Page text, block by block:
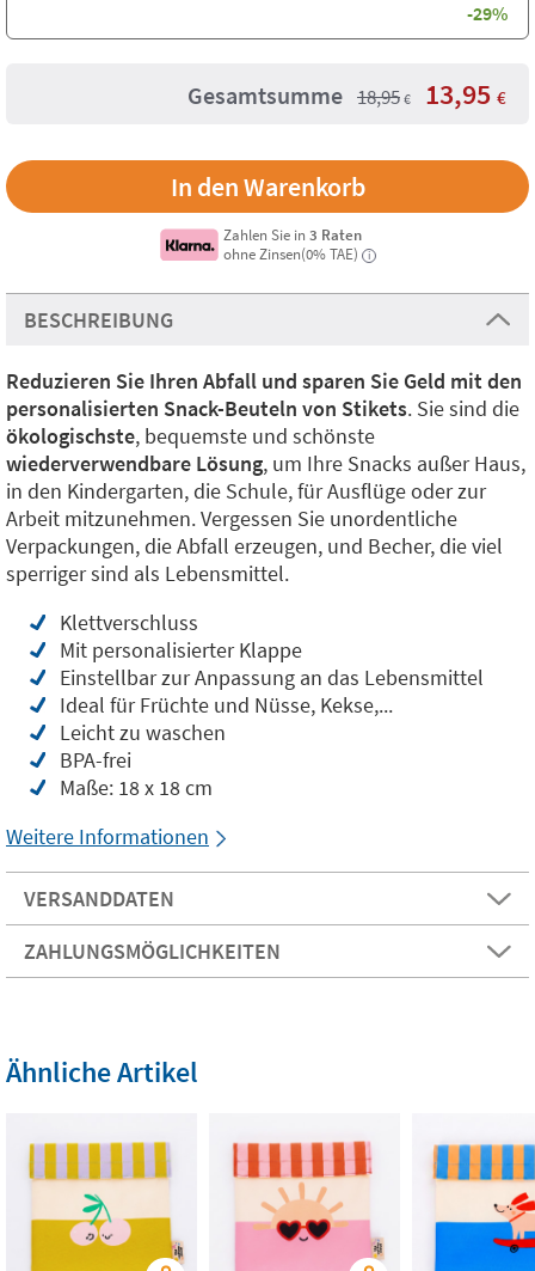
-29%
Gesamtsumme 18,95 € 13,95 €
Zahlen Sie in3 Raten
ohne Zinsen(0% TAE)
i
BESCHREIBUNG
Reduzieren Sie Ihren Abfall und sparen Sie Geld mit den
personalisierten Snack-Beuteln von Stikets. Sie sind die
ökologischste, bequemste und schönste
wiederverwendbare Lösung, um Ihre Snacks außer Haus,
in den Kindergarten, die Schule, für Ausflüge oder zur
Arbeit mitzunehmen. Vergessen Sie unordentliche
Verpackungen, die Abfall erzeugen, und Becher, die viel
sperriger sind als Lebensmittel.
Klettverschluss
Mit personalisierter Klappe
Einstellbar zur Anpassung an das Lebensmittel
Ideal für Früchte und Nüsse, Kekse,...
Leicht zu waschen
BPA-frei
Maße: 18 x 18 cm
Weitere Informationen
VERSANDDATEN
ZAHLUNGSMÖGLICHKEITEN
Ähnliche Artikel